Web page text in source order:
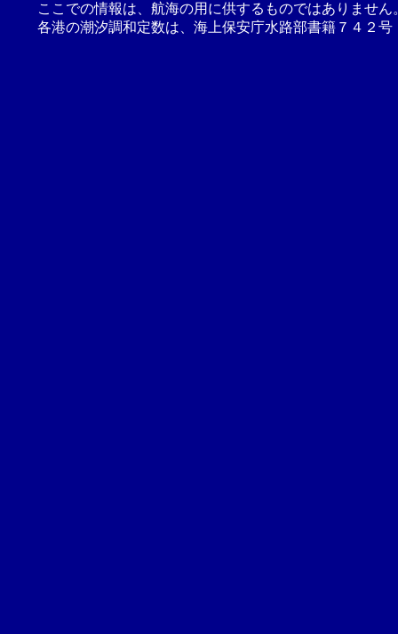
ここでの情報は、航海の用に供するものではありませ
各港の潮汐調和定数は、海上保安庁水路部書籍７４２